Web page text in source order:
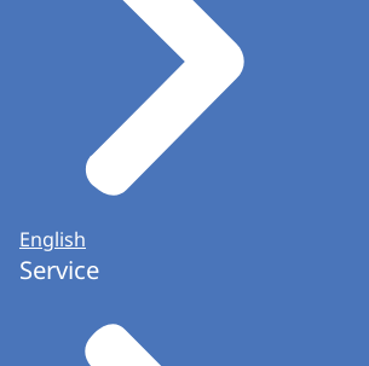
English
Service